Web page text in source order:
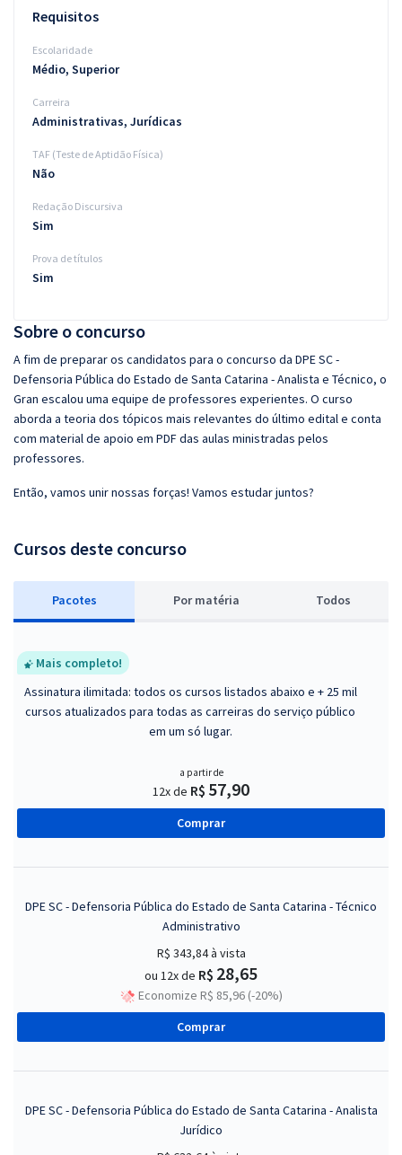
Sobre o concurso
A fim de preparar os candidatos para o concurso da DPE SC -
Defensoria Pública do Estado de Santa Catarina - Analista e Técnico, o
Gran escalou uma equipe de professores experientes. O curso
aborda a teoria dos tópicos mais relevantes do último edital e conta
com material de apoio em PDF das aulas ministradas pelos
professores.
Então, vamos unir nossas forças! Vamos estudar juntos?
Cursos deste concurso
Pacotes Por matéria Todos
Mais completo!
Assinatura ilimitada: todos os cursos listados abaixo e + 25 mil
cursos atualizados para todas as carreiras do serviço público
em um só lugar.
a partir de
12x de R$ 57,90
Comprar
DPE SC - Defensoria Pública do Estado de Santa Catarina - Técnico
Administrativo
R$ 343,84à vista
ou 12x de R$ 28,65
Economize R$ 85,96 (-20%)
Comprar
DPE SC - Defensoria Pública do Estado de Santa Catarina - Analista
Jurídico
Requisitos
Escolaridade
Médio, Superior
Carreira
Administrativas, Jurídicas
TAF (Teste de Aptidão Física)
Não
Redação Discursiva
Sim
Prova de títulos
Sim